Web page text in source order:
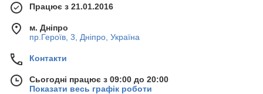
Працює з 21.01.2016
м. Дніпро
пр.Героїв, 3, Дніпро, Україна
Контакти
Сьогодні працює з 09:00 до 20:00
Показати весь графік роботи